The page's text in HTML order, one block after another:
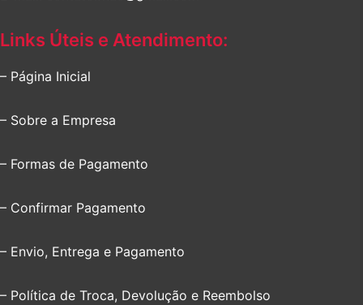
Links Úteis e Atendimento:
– Página Inicial
– Sobre a Empresa
– Formas de Pagamento
– Confirmar Pagamento
– Envio, Entrega e Pagamento
– Política de Troca, Devolução e Reembolso